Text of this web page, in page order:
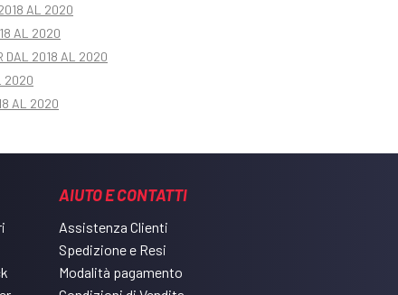
AL 2020
AL 2020
DAL 2018 AL 2020
2020
AL 2020
AIUTO E CONTATTI
Assistenza Clienti
Spedizione e Resi
Modalità pagamento